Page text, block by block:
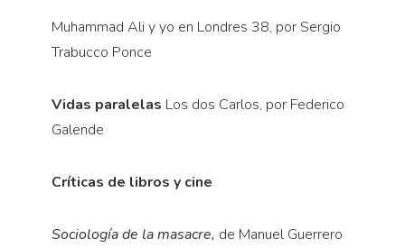
Muhammad Ali y yo en Londres 38, por Sergio
Trabucco Ponce
Vidas paralelas Los dos Carlos, por Federico
Galende
Críticas de libros y cine
Sociología de la masacre, de Manuel Guerrero